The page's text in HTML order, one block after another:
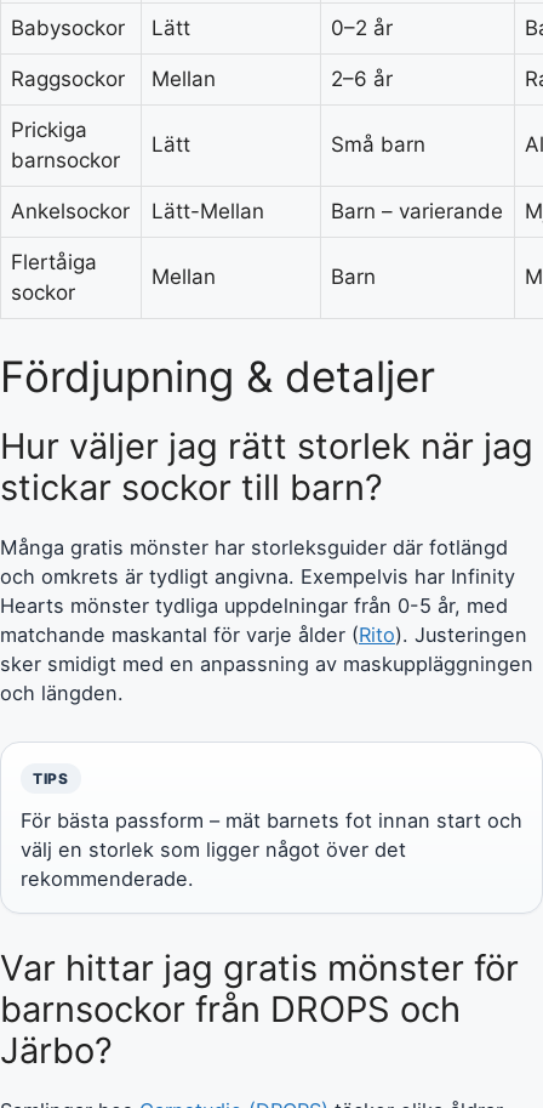
Babysockor Lätt 0–2 år
Raggsockor Mellan 2–6 år
Prickiga
barnsockor
Lätt Små barn
Ankelsockor Lätt-Mellan Barn – varierande
Flertåiga
sockor
Mellan Barn
Fördjupning & detaljer
Hur väljer jag rätt storlek när jag
stickar sockor till barn?
Många gratis mönster har storleksguider där fotlängd
och omkrets är tydligt angivna. Exempelvis har Infinity
Hearts mönster tydliga uppdelningar från 0-5 år, med
matchande maskantal för varje ålder (Rito). Justeringen
sker smidigt med en anpassning av maskuppläggningen
och längden.
TIPS
För bästa passform – mät barnets fot innan start och
välj en storlek som ligger något över det
rekommenderade.
Var hittar jag gratis mönster för
barnsockor från DROPS och
Järbo?